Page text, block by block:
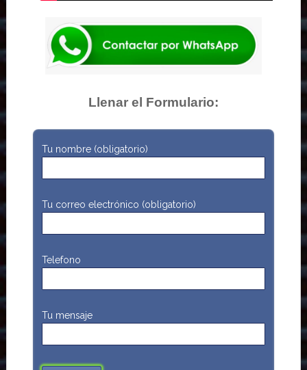
Llenar el Formulario:
Tu nombre (obligatorio)
Tu correo electrónico (obligatorio)
Telefono
Tu mensaje